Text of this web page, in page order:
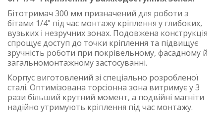
Бітотримач 300 мм призначений для роботи з
бітами 1/4" під час монтажу кріплення у глибоких,
вузьких і незручних зонах. Подовжена конструкція
спрощує доступ до точки кріплення та підвищує
зручність роботи при покрівельному, фасадному й
загальномонтажному застосуванні.
Корпус виготовлений зі спеціально розробленої
сталі. Оптимізована торсіонна зона витримує у 3
рази більший крутний момент, а подвійні магніти
надійно утримують кріплення під час монтажу.